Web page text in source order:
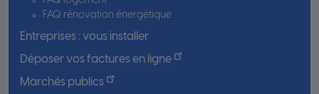
FAQ rénovation énergétique
Entreprises : vous installer
Déposer vos factures en ligne
Marchés publics